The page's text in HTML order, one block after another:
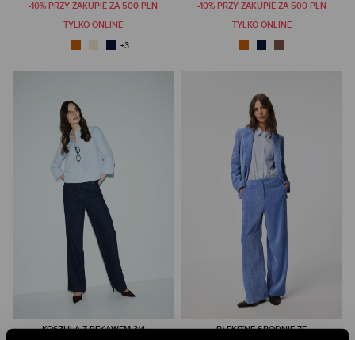
-10% PRZY ZAKUPIE ZA 500 PLN
TYLKO ONLINE
-10% PRZY ZAKUPIE ZA 500 PLN
TYLKO ONLINE
KOSZULA Z RĘKAWEM 3/4
BŁĘKITNE SPODNIE ZE